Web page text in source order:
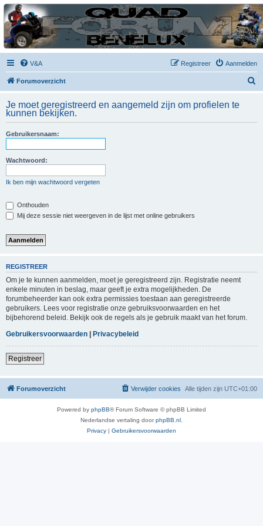
| QFB |
Hét quadforum van de Benelux
V&A Aanmelden
Registreer
Forumoverzicht
k
Je moet geregistreerd en aangemeld zijn om profielen te
kunnen bekijken.
Gebruikersnaam:
Wachtwoord:
Ik ben mijn wachtwoord vergeten
Onthouden
Mij deze sessie niet weergeven in de lijst met online gebruikers
REGISTREER
Om je te kunnen aanmelden, moet je geregistreerd zijn. Registratie neemt
enkele minuten in beslag, maar geeft je extra mogelijkheden. De
forumbeheerder kan ook extra permissies toestaan aan geregistreerde
gebruikers. Lees voor registratie onze gebruiksvoorwaarden en het
bijbehorend beleid. Bekijk ook de regels als je gebruik maakt van het forum.
Gebruikersvoorwaarden | Privacybeleid
Registreer
Forumoverzicht Alle tijden zijn UTC+01:00
Verwijder cookies
Powered by phpBB® Forum Software © phpBB Limited
Nederlandse vertaling doorphpBB.nl
Privacy | Gebruikersvoorwaarden